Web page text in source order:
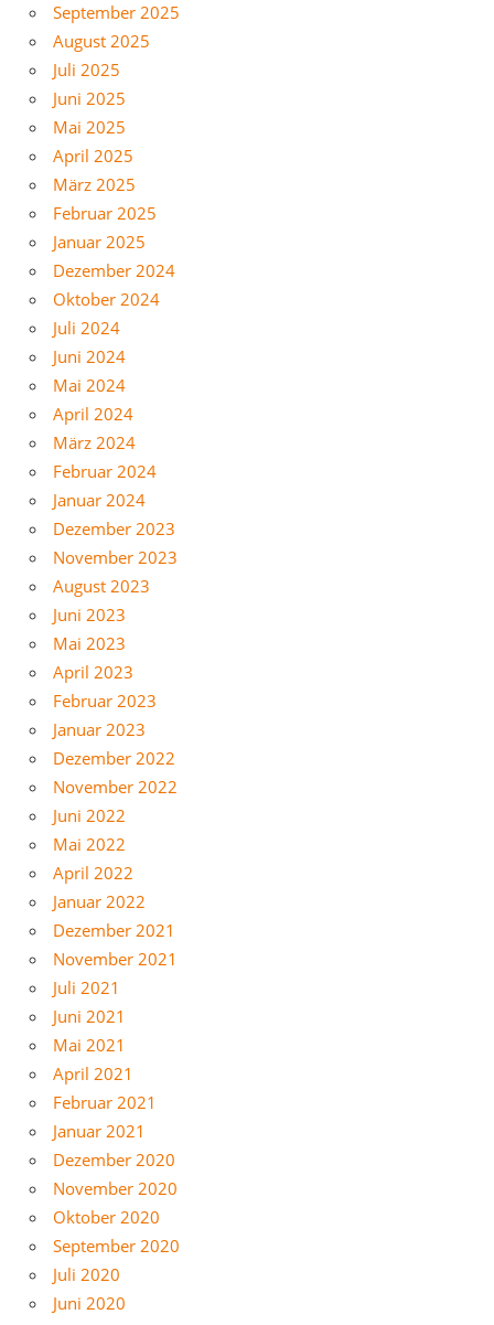
September 2025
August 2025
Juli 2025
Juni 2025
Mai 2025
April 2025
März 2025
Februar 2025
Januar 2025
Dezember 2024
Oktober 2024
Juli 2024
Juni 2024
Mai 2024
April 2024
März 2024
Februar 2024
Januar 2024
Dezember 2023
November 2023
August 2023
Juni 2023
Mai 2023
April 2023
Februar 2023
Januar 2023
Dezember 2022
November 2022
Juni 2022
Mai 2022
April 2022
Januar 2022
Dezember 2021
November 2021
Juli 2021
Juni 2021
Mai 2021
April 2021
Februar 2021
Januar 2021
Dezember 2020
November 2020
Oktober 2020
September 2020
Juli 2020
Juni 2020